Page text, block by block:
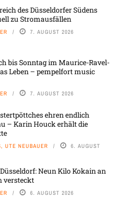
des Düsseldorfer Südens
zu Stromausfällen
7. AUGUST 2026
bis Sonntag im Maurice-Ravel-
Leben – pempelfort music
7. AUGUST 2026
ehren endlich
– Karin Houck erhält die
UTE NEUBAUER 6. AUGUST
Neun Kilo Kokain an
versteckt
6. AUGUST 2026